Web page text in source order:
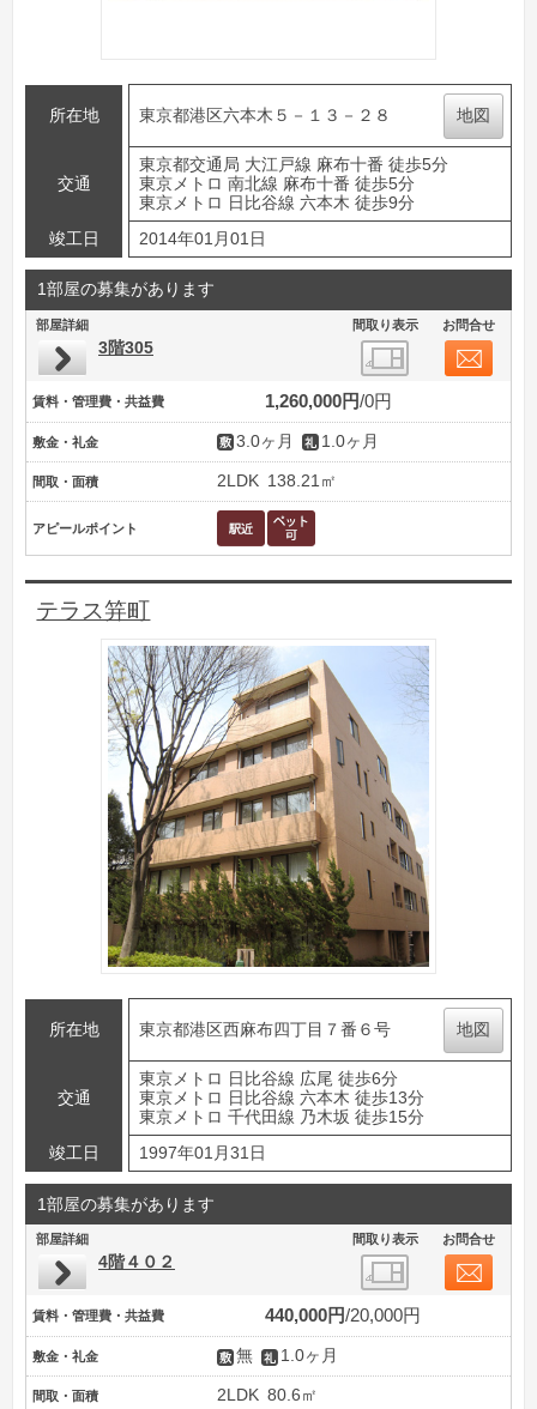
所在地 東京都港区六本木５－１３－２８ 地図
交通
東京都交通局 大江戸線 麻布十番 徒歩5分
東京メトロ 南北線 麻布十番 徒歩5分
東京メトロ 日比谷線 六本木 徒歩9分
竣工日
2014年01月01日
1部屋の募集があります
部屋詳細 間取り表示 お問合せ
3階305
賃料・管理費・共益費 1,260,000円 0円
敷金・礼金 3.0ヶ月 1.0ヶ月
間取・面積 2LDK 138.21㎡
アピールポイント
テラス笄町
所在地 東京都港区西麻布四丁目７番６号 地図
交通
東京メトロ 日比谷線 広尾 徒歩6分
東京メトロ 日比谷線 六本木 徒歩13分
東京メトロ 千代田線 乃木坂 徒歩15分
竣工日
1997年01月31日
1部屋の募集があります
部屋詳細 間取り表示 お問合せ
4階４０２
賃料・管理費・共益費 440,000円 20,000円
敷金・礼金 無 1.0ヶ月
間取・面積 2LDK 80.6㎡